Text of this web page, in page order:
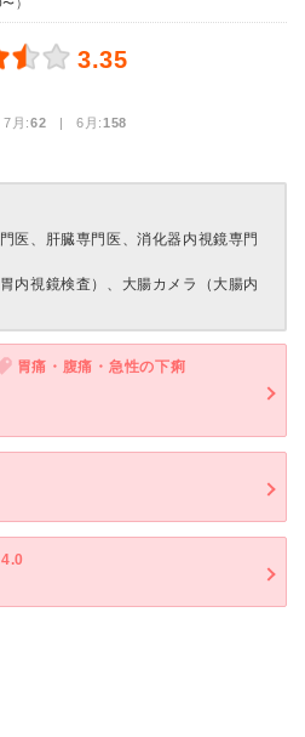
）
3.35
月:62 | 6月:158
医、肝臓専門医、消化器内視鏡専門
内視鏡検査）、大腸カメラ（大腸内
胃痛・腹痛・急性の下痢
4.0